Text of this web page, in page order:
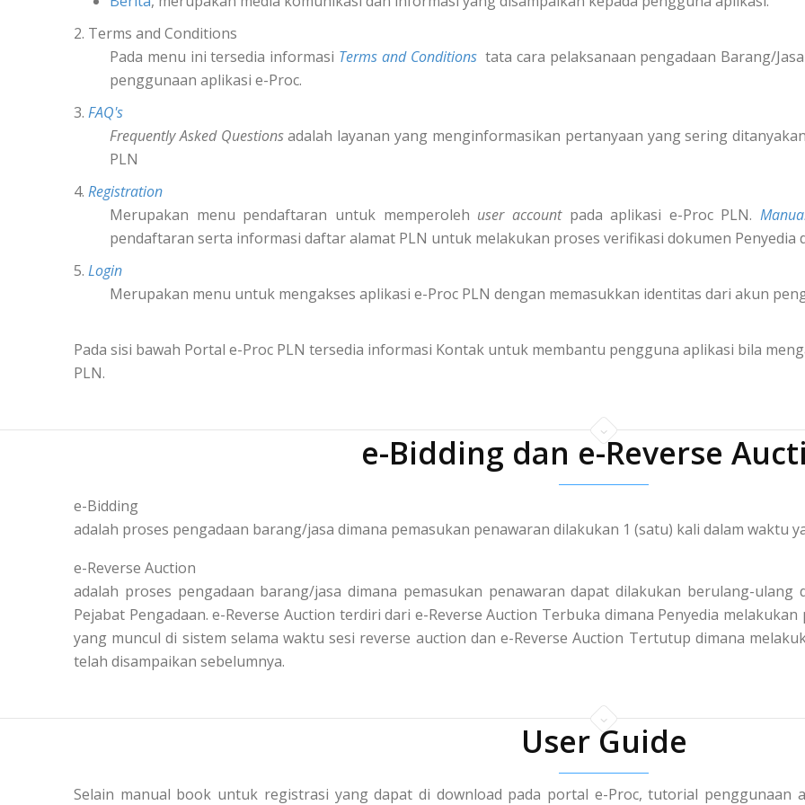
2. Terms and Conditions
Pada menu ini tersedia informasi Terms and Conditionstata cara pelaksanaan pengadaan Barang/
penggunaan aplikasi e-Proc.
3. FAQ's
Frequently Asked Questionsadalah layanan yang menginformasikan pertanyaan yang sering
PLN
4. Registration
Merupakan menu pendaftaran untuk memperoleh user accountpada aplikasi e-Proc PLN.
pendaftaran serta informasi daftar alamat PLN untuk melakukan proses verifikasi dokumen Penyedia
5. Login
Merupakan menu untuk mengakses aplikasi e-Proc PLN dengan memasukkan identitas dari akun
Pada sisi bawah Portal e-Proc PLN tersedia informasi Kontak untuk membantu pengguna aplikasi bila
PLN.
e-Bidding dan e-Reverse
e-Bidding
adalah proses pengadaan barang/jasa dimana pemasukan penawaran dilakukan 1 (satu) kali dalam waktu
e-Reverse Auction
adalah proses pengadaan barang/jasa dimana pemasukan penawaran dapat dilakukan berulang-
Pejabat Pengadaan. e-Reverse Auction terdiri dari e-Reverse Auction Terbuka dimana Penyedia
yang muncul di sistem selama waktu sesi reverse auction dan e-Reverse Auction Tertutup dimana
telah disampaikan sebelumnya.
User Guide
Selain manual book untuk registrasi yang dapat di download pada portal e-Proc, tutorial penggunaan